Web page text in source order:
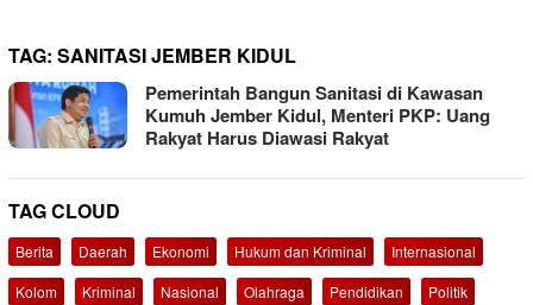
TAG: SANITASI JEMBER KIDUL
Pemerintah Bangun Sanitasi di Kawasan
Kumuh Jember Kidul, Menteri PKP: Uang
Rakyat Harus Diawasi Rakyat
TAG CLOUD
Berita Daerah Ekonomi Hukum dan Kriminal
Internasional
Kolom
Kriminal Nasional Olahraga Pendidikan
Politik